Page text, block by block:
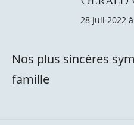
28 Juil 2022
Nos plus sincères
famille